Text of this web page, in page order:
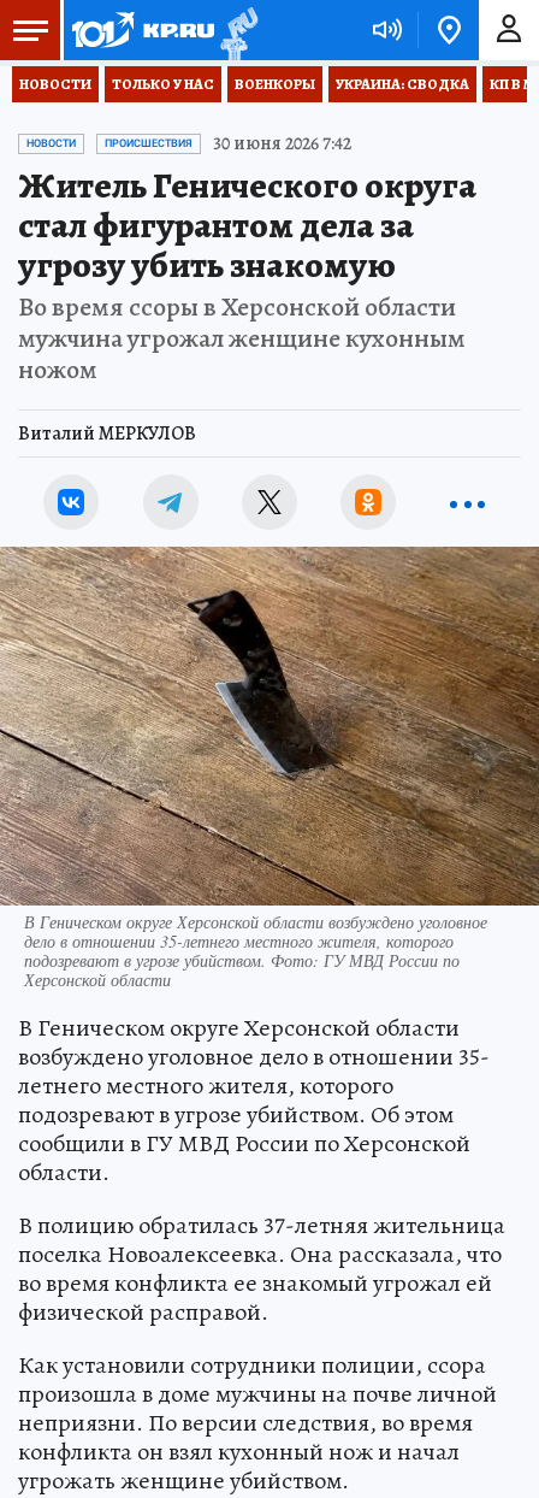
НОВОСТИ ТОЛЬКО У НАС ВОЕНКОРЫ УКРАИНА: СВОДКА КП В
НОВОСТИ ПРОИСШЕСТВИЯ 30 июня 2026 7:42
Житель Генического округа
стал фигурантом дела за
угрозу убить знакомую
Во время ссоры в Херсонской области
мужчина угрожал женщине кухонным
ножом
Виталий МЕРКУЛОВ
В Геническом округе Херсонской области возбуждено уголовное
дело в отношении 35-летнего местного жителя, которого
подозревают в угрозе убийством. Фото: ГУ МВД России по
Херсонской области
В Геническом округе Херсонской области
возбуждено уголовное дело в отношении 35-
летнего местного жителя, которого
подозревают в угрозе убийством. Об этом
сообщили в ГУ МВД России по Херсонской
области.
В полицию обратилась 37-летняя жительница
поселка Новоалексеевка. Она рассказала, что
во время конфликта ее знакомый угрожал ей
физической расправой.
Как установили сотрудники полиции, ссора
произошла в доме мужчины на почве личной
неприязни. По версии следствия, во время
конфликта он взял кухонный нож и начал
угрожать женщине убийством.